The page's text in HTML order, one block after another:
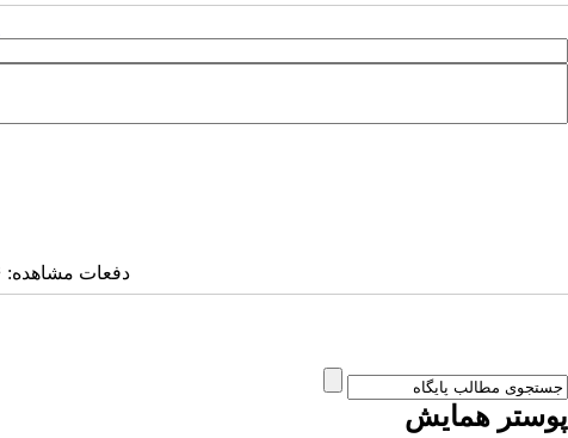
دفعات مشاهده: ۴۱۹۶ بار |
پوستر همایش